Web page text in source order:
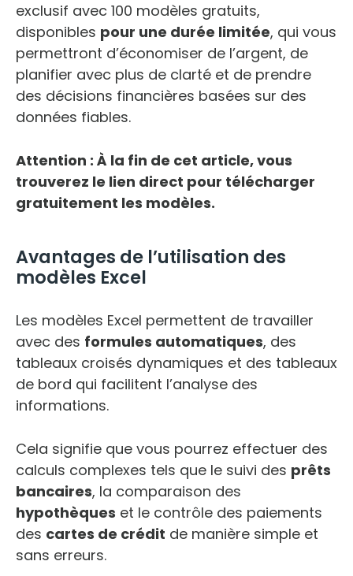
exclusif avec 100 modèles gratuits,
disponibles pour une durée limitée, qui vous
permettront d’économiser de l’argent, de
planifier avec plus de clarté et de prendre
des décisions financières basées sur des
données fiables.
Attention : À la fin de cet article, vous
trouverez le lien direct pour télécharger
gratuitement les modèles.
Avantages de l’utilisation des
modèles Excel
Les modèles Excel permettent de travailler
avec des formules automatiques, des
tableaux croisés dynamiques et des tableaux
de bord qui facilitent l’analyse des
informations.
Cela signifie que vous pourrez effectuer des
calculs complexes tels que le suivi des prêts
bancaires, la comparaison des
hypothèques et le contrôle des paiements
des cartes de crédit de manière simple et
sans erreurs.